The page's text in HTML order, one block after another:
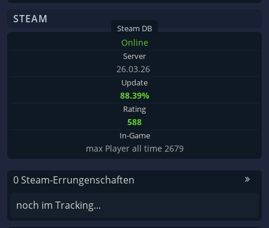
STEAM
Steam DB
Online
Server
26.03.26
Update
88.39%
Rating
588
In-Game
max Player all time 2679
0 Steam-Errungenschaften
noch im Tracking...